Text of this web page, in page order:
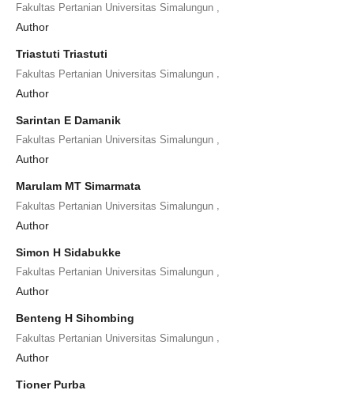
Fakultas Pertanian Universitas Simalungun,
Author
Triastuti Triastuti
Fakultas Pertanian Universitas Simalungun,
Author
Sarintan E Damanik
Fakultas Pertanian Universitas Simalungun,
Author
Marulam MT Simarmata
Fakultas Pertanian Universitas Simalungun,
Author
Simon H Sidabukke
Fakultas Pertanian Universitas Simalungun,
Author
Benteng H Sihombing
Fakultas Pertanian Universitas Simalungun,
Author
Tioner Purba